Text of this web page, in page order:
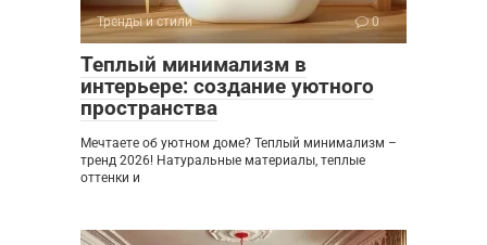
Тренды и стили 0
Теплый минимализм в
интерьере: создание уютного
пространства
Мечтаете об уютном доме? Теплый минимализм –
тренд 2026! Натуральные материалы, теплые
оттенки и